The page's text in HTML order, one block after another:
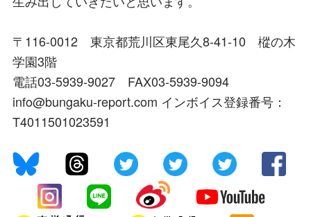
〒116-0012 東京都荒川区東尾久8-41-10 樅の木
学園3階
電話03-5939-9027 FAX03-5939-9094
info@bungaku-report.com インボイス登録番号：
T4011501023591